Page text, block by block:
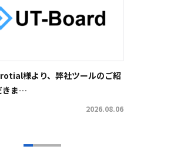
様より、弊社ツールのご紹
きま…
2026.08.06